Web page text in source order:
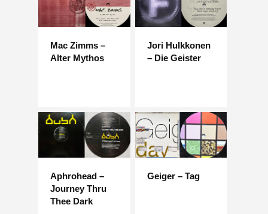
Mac Zimms –
Alter Mythos
Jori Hulkkonen
– Die Geister
Aphrohead –
Journey Thru
Thee Dark
Geiger – Tag